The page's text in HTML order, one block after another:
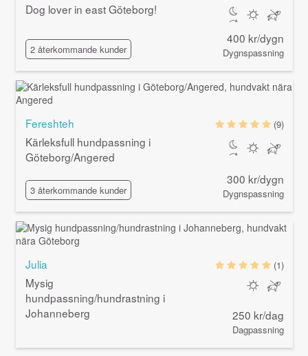
Dog lover in east Göteborg!
2 återkommande kunder
400 kr/dygn
Dygnspassning
Fereshteh
Kärleksfull hundpassning i
Göteborg/Angered
3 återkommande kunder
(9)
300 kr/dygn
Dygnspassning
Julia
Mysig
hundpassning/hundrastning i
Johanneberg
(1)
250 kr/dag
Dagpassning